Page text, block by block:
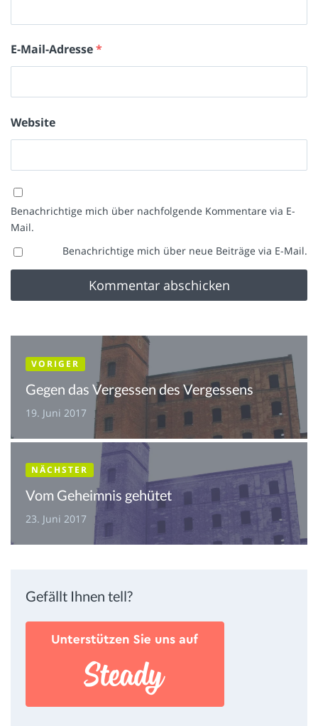
E-Mail-Adresse*
Website
Benachrichtige mich über nachfolgende Kommentare via E-
Mail.
Benachrichtige mich über neue Beiträge via E-Mail.
VORIGER
Gegen das Vergessen des Vergessens
19. Juni 2017
NÄCHSTER
Vom Geheimnis gehütet
23. Juni 2017
Gefällt Ihnen tell?